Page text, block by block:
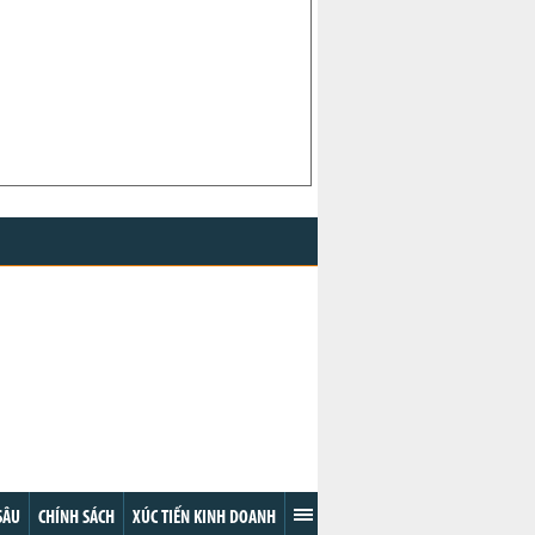
CHÍNH SÁCH XÚC TIẾN KINH DOANH